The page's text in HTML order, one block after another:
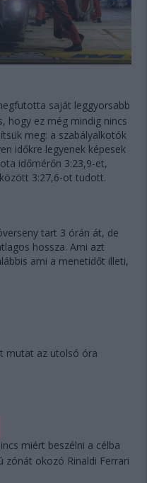
saját leggyorsabb
hogy ez még mindig nincs
meg: a szabályalkotók
időkre legyenek képesek
időmérőn 3:23,9-et,
3:27,6-ot tudott.
tart 3 órán át, de
hossza. Ami azt
ami a menetidőt illeti,
mutat az utolsó óra
miért beszélni a célba
zónát okozó Rinaldi Ferrari